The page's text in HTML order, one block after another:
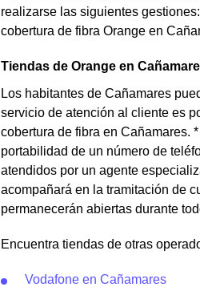
realizarse las siguientes
cobertura de fibra Orange en
Tiendas de Orange en
Los habitantes de Cañamares
servicio de atención al cliente es
cobertura de fibra en Cañamares.
portabilidad de un número de
atendidos por un agente
acompañará en la tramitación de
permanecerán abiertas durante
Encuentra tiendas de otras
Vodafone en Cañamares